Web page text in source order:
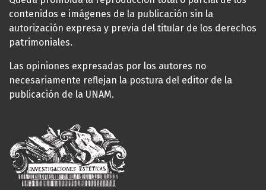
contenidos e imágenes de la publicación sin la
autorización expresa y previa del titular de los derechos
patrimoniales.
Las opiniones expresadas por los autores no
necesariamente reflejan la postura del editor de la
publicación de la UNAM.